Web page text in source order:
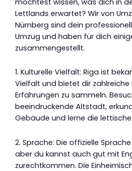
Lettlands erwartet? Wir von
Nürnberg sind dein
Umzug und haben für dich
zusammengestellt.
1. Kulturelle Vielfalt: Riga ist
Vielfalt und bietet dir zahlreiche
Erfahrungen zu sammeln.
beeindruckende Altstadt,
Gebäude und lerne die lettische
2. Sprache: Die offizielle
aber du kannst auch gut mit
zurechtkommen. Die